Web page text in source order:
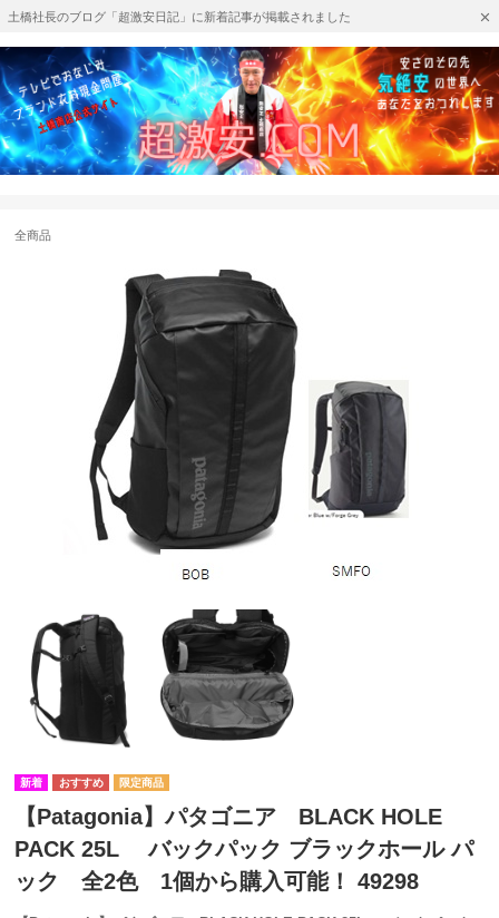
土橋社長のブログ「超激安日記」に新着記事が掲載されました
全商品
【Patagonia】パタゴニア BLACK HOLE
PACK 25L バックパック ブラックホール パ
ック 全2色 1個から購入可能！ 49298